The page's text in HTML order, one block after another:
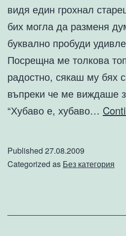
видя един грохнал
бих могла да разменя
буквално пробуди
Посрещна ме толкова
радостно, сякаш му бях
въпреки че ме виждаше
“Хубаво е, хубаво…
Published 27.08.2009
Categorized as Без категория